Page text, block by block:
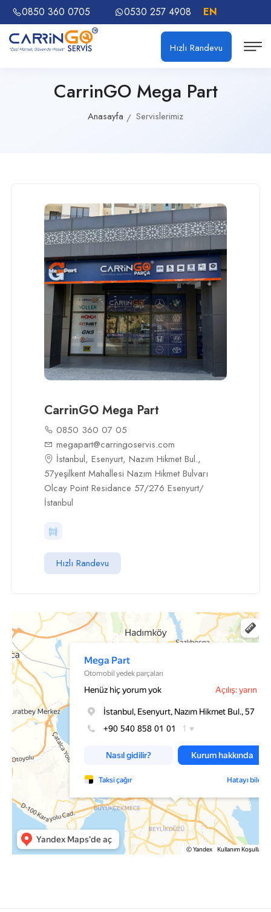
0850 360 0705 0530 257 4908 EN
Hızlı Randevu
CarrinGO Mega Part
Anasayfa Servislerimiz
CarrinGO Mega Part
0850 360 07 05
megapart@carringoservis.com
İstanbul, Esenyurt, Nazım Hikmet Bul.,
57yeşilkent Mahallesi Nazım Hikmet Bulvarı
Olcay Point Residance 57/276 Esenyurt/
İstanbul
Hızlı Randevu
Mega Part
İstanbul için Otomobil yedek parçaları